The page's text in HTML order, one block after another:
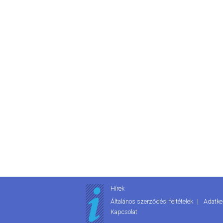
Hírek
Általános szerződési feltételek
Kapcsolat